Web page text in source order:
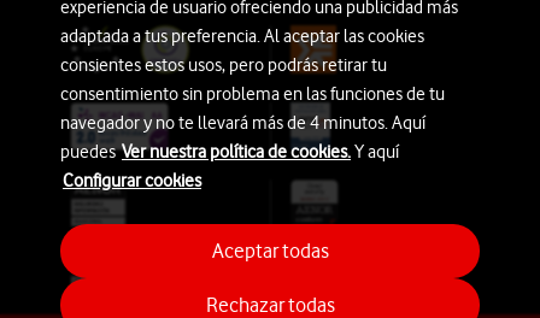
experiencia de usuario ofreciendo una publicidad más
adaptada a tus preferencia. Al aceptar las cookies
consientes estos usos, pero podrás retirar tu
consentimiento sin problema en las funciones de tu
navegador y no te llevará más de 4 minutos. Aquí
puedesVer nuestra política de cookies.Y aquí
Configurar cookies
Rechazar todas
Aceptar todas